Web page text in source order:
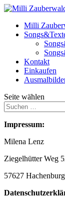
Milli
Kontakt
Einkaufen
Seite wählen
Impressum:
Milena Lenz
Ziegelhütter Weg
57627 Hachenburg